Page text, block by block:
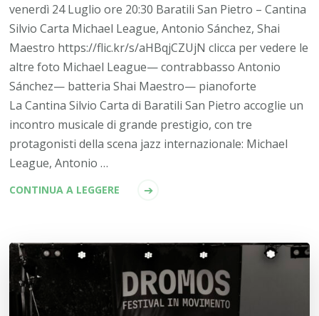
venerdì 24 Luglio ore 20:30 Baratili San Pietro – Cantina
Silvio Carta Michael League, Antonio Sánchez, Shai
Maestro https://flic.kr/s/aHBqjCZUjN clicca per vedere le
altre foto Michael League— contrabbasso Antonio
Sánchez— batteria Shai Maestro— pianoforte
La Cantina Silvio Carta di Baratili San Pietro accoglie un
incontro musicale di grande prestigio, con tre
protagonisti della scena jazz internazionale: Michael
League, Antonio …
CONTINUA A LEGGERE